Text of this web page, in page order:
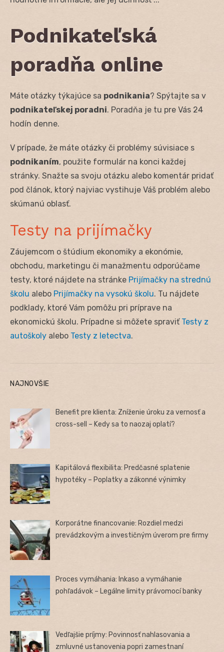
Podnikateľská
poradňa online
Máte otázky týkajúce sa podnikania? Spýtajte sa v
podnikateľskej poradni. Poradňa je tu pre Vás 24
hodín denne.
V prípade, že máte otázky či problémy súvisiace s
podnikaním, použite formulár na konci každej
stránky. Snažte sa svoju otázku alebo komentár pridať
pod článok, ktorý najviac vystihuje Váš problém alebo
skúmanú oblasť.
Testy na prijímačky
Záujemcom o štúdium ekonomiky a ekonómie,
obchodu, marketingu či manažmentu odporúčame
testy, ktoré nájdete na stránke Prijímačky na strednú
školu alebo Prijímačky na vysokú školu. Tu nájdete
podklady, ktoré Vám pomôžu pri príprave na
ekonomickú školu. Prípadne si môžete spraviť Testy z
autoškoly alebo Testy z letectva.
NAJNOVŠIE
Benefit pre klienta: Zníženie úroku za vernosť a
cross-sell – Kedy sa to naozaj oplatí?
Kapitálová flexibilita: Predčasné splatenie
hypotéky – Poplatky a zákonné výnimky
Korporátne financovanie: Rozdiel medzi
prevádzkovým a investičným úverom pre firmy
Proces vymáhania: Inkaso a vymáhanie
pohľadávok – Legálne limity právomocí banky
Vedľajšie príjmy: Povinnosť nahlasovania a
zmluvné ustanovenia popri zamestnaní